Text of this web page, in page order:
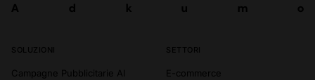
A d k u m
o
SOLUZIONI
Campagne Pubblicitarie AI
SETTORI
E-commerce